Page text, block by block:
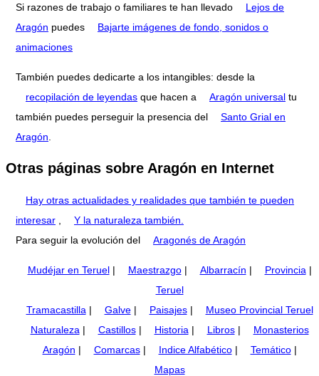
Si razones de trabajo o familiares te han llevado
Lejos de
Aragón puedes
Bajarte imágenes de fondo, sonidos o
animaciones
También puedes dedicarte a los intangibles: desde la
recopilación de leyendas que hacen a Aragón universal tu
también puedes perseguir la presencia del
Santo Grial en
Aragón
Otras páginas sobre Aragón en Internet
Hay otras actualidades y realidades que también te pueden
interesar
Y la naturaleza también.
Para seguir la evolución del
Aragonés de Aragón
Mudéjar en Teruel| Maestrazgo| Albarracín | Provincia |
Teruel
Tramacastilla | Galve| Paisajes|
Museo Provincial Teruel
Naturaleza | Castillos| Historia | Libros|
Monasterios
Aragón | Comarcas| Indice Alfabético| Temático|
Mapas